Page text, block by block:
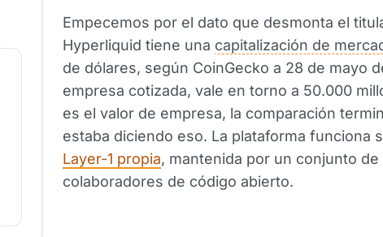
Empecemos por el dato que desmonta el
Hyperliquid tiene una capitalización de
de dólares, según CoinGecko a 28 de mayo
empresa cotizada, vale en torno a 50.000
es el valor de empresa, la comparación
estaba diciendo eso. La plataforma funciona
Layer-1 propia, mantenida por un conjunto
colaboradores de código abierto.